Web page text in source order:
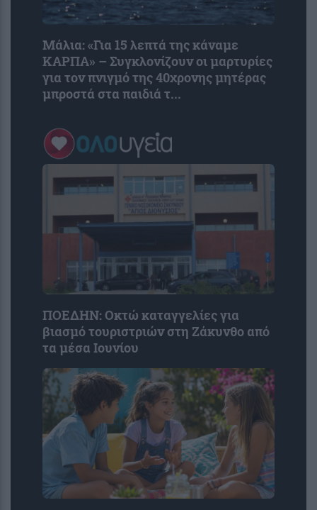
Μάλια: «Για 15 λεπτά της κάναμε
ΚΑΡΠΑ» – Συγκλονίζουν οι μαρτυρίες
για τον πνιγμό της 40χρονης μητέρας
μπροστά στα παιδιά τ...
ΠΟΕΔΗΝ: Οκτώ καταγγελίες για
βιασμό τουριστριών στη Ζάκυνθο από
τα μέσα Ιουνίου